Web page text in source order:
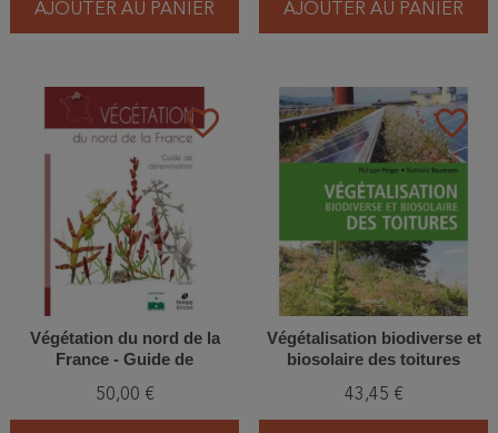
AJOUTER AU PANIER AJOUTER AU PANIER
favorite_border
Végétation du nord de la
France - Guide de
50,00 €
favorite_border
Végétalisation biodiverse et
biosolaire des toitures
43,45 €